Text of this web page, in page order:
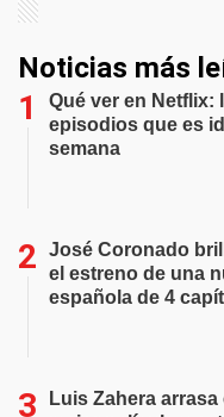
Noticias más
Qué ver en Netflix:
episodios que es
semana
José Coronado
el estreno de una
española de 4
Luis Zahera